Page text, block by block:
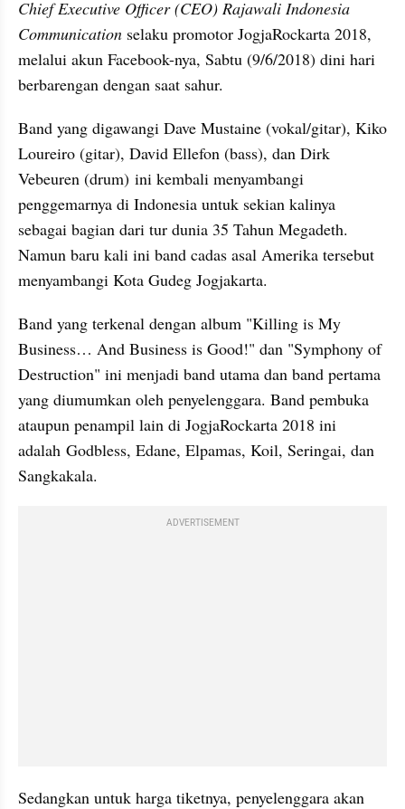
Chief Executive Officer (CEO) Rajawali Indonesia
Communication selaku promotor JogjaRockarta 2018,
melalui akun Facebook-nya, Sabtu (9/6/2018) dini hari
berbarengan dengan saat sahur.
Band yang digawangi Dave Mustaine (vokal/gitar), Kiko
Loureiro (gitar), David Ellefon (bass), dan Dirk
Vebeuren (drum) ini kembali menyambangi
penggemarnya di Indonesia untuk sekian kalinya
sebagai bagian dari tur dunia 35 Tahun Megadeth.
Namun baru kali ini band cadas asal Amerika tersebut
menyambangi Kota Gudeg Jogjakarta.
Band yang terkenal dengan album "Killing is My
Business… And Business is Good!" dan "Symphony of
Destruction" ini menjadi band utama dan band pertama
yang diumumkan oleh penyelenggara. Band pembuka
ataupun penampil lain di JogjaRockarta 2018 ini
adalah Godbless, Edane, Elpamas, Koil, Seringai, dan
Sangkakala.
ADVERTISEMENT
Sedangkan untuk harga tiketnya, penyelenggara akan